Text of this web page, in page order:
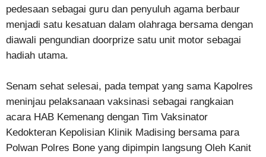
pedesaan sebagai guru dan penyuluh agama berbaur
menjadi satu kesatuan dalam olahraga bersama dengan
diawali pengundian doorprize satu unit motor sebagai
hadiah utama.
Senam sehat selesai, pada tempat yang sama Kapolres
meninjau pelaksanaan vaksinasi sebagai rangkaian
acara HAB Kemenang dengan Tim Vaksinator
Kedokteran Kepolisian Klinik Madising bersama para
Polwan Polres Bone yang dipimpin langsung Oleh Kanit